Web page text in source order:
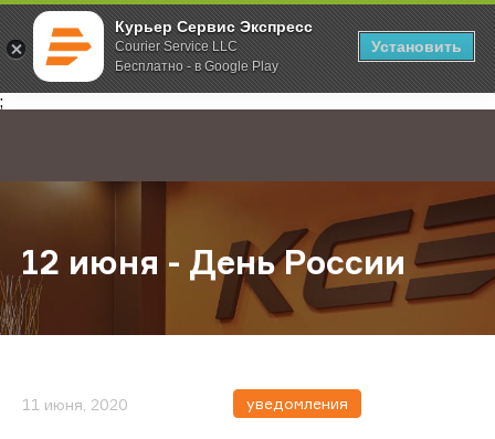
Курьер Сервис Экспресс
Courier Service LLC
Бесплатно - в Google Play
Установить
;
Главная О компании Новости 12 июня - День России
12 июня - День России
11 июня, 2020 уведомления